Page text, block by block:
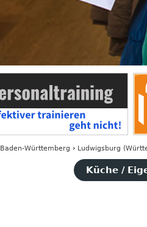
Baden-Württemberg › Ludwigsburg
Küche /